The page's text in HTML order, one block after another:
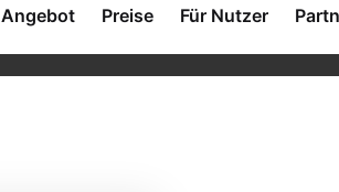
Angebot Preise Für Nutzer